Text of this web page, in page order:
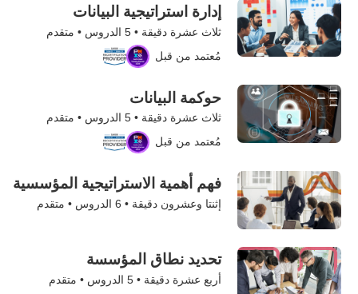
إدارة استراتيجية البيانات
ثلاث عشرة دقيقة •5 الدروس • متقدم
مُعتمد من قبل
حوكمة البيانات
ثلاث عشرة دقيقة •5 الدروس • متقدم
مُعتمد من قبل
فهم أهمية الاستراتيجية المؤسسية
إثنتا وعشرون دقيقة • 6 الدروس • متقدم
تحديد نطاق المؤسسة
أربع عشرة دقيقة •5 الدروس • متقدم